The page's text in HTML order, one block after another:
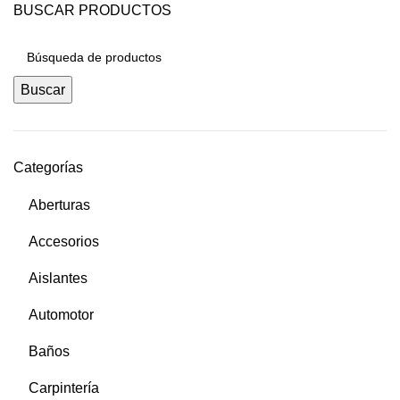
BUSCAR PRODUCTOS
Buscar
Categorías
Aberturas
Accesorios
Aislantes
Automotor
Baños
Carpintería